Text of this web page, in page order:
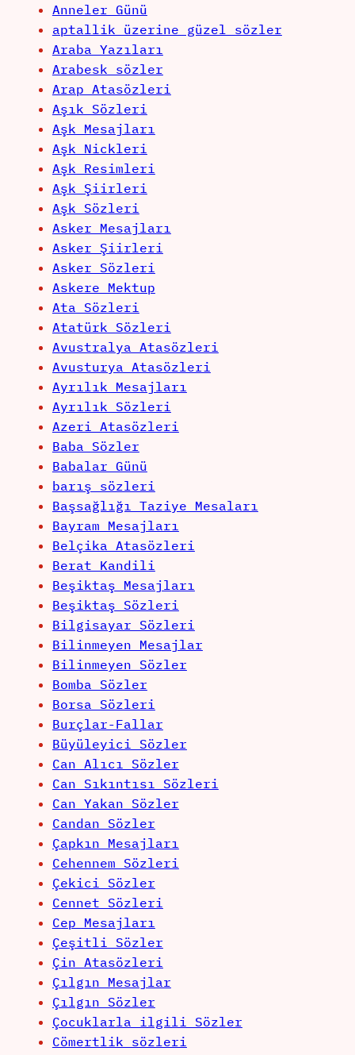
Anneler Günü
aptallik üzerine güzel sözler
Araba Yazıları
Arabesk sözler
Arap Atasözleri
Aşık Sözleri
Aşk Mesajları
Aşk Nickleri
Aşk Resimleri
Aşk Şiirleri
Aşk Sözleri
Asker Mesajları
Asker Şiirleri
Asker Sözleri
Askere Mektup
Ata Sözleri
Atatürk Sözleri
Avustralya Atasözleri
Avusturya Atasözleri
Ayrılık Mesajları
Ayrılık Sözleri
Azeri Atasözleri
Baba Sözler
Babalar Günü
barış sözleri
Başsağlığı Taziye Mesaları
Bayram Mesajları
Belçika Atasözleri
Berat Kandili
Beşiktaş Mesajları
Beşiktaş Sözleri
Bilgisayar Sözleri
Bilinmeyen Mesajlar
Bilinmeyen Sözler
Bomba Sözler
Borsa Sözleri
Burçlar-Fallar
Büyüleyici Sözler
Can Alıcı Sözler
Can Sıkıntısı Sözleri
Can Yakan Sözler
Candan Sözler
Çapkın Mesajları
Cehennem Sözleri
Çekici Sözler
Cennet Sözleri
Cep Mesajları
Çeşitli Sözler
Çin Atasözleri
Çılgın Mesajlar
Çılgın Sözler
Çocuklarla ilgili Sözler
Cömertlik sözleri